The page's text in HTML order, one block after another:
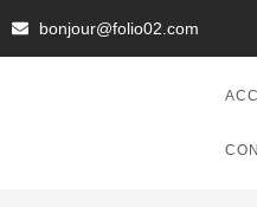
bonjour@folio02.com